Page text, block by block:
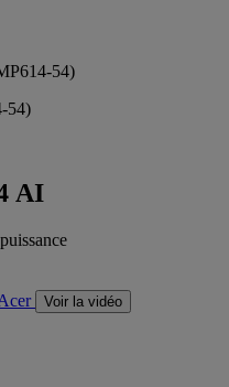
54)
54)
AI
Voir la vidéo